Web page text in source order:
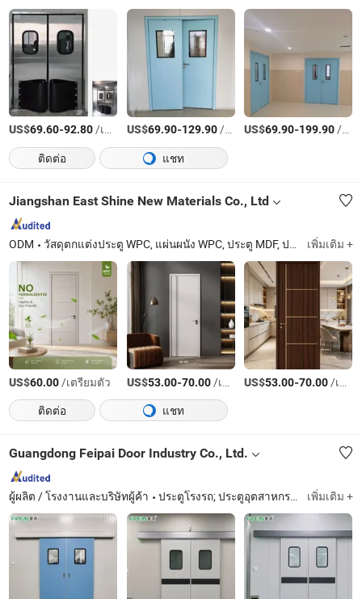
US$69.60-92.80/เตรียมตัว US$69.90-129.90/เตรียมตัว US$69.90-199.90/บางส่วน
ติดต่อ
แชท
Jiangshan East Shine New Materials Co., Ltd
ODM วัสดุตกแต่งประตู WPC, แผ่นผนัง WPC, ประตู MDF, ประตูเมลามีน, ผู้จัดจำหน่ายประตู WPC ในประเทศจีน, ประตูห้องน้ำ WPC, ประตู WPC ของจีน, วัสดุก่อสร้าง WPC, ประตูหล่อ, ประตู MDF/PVC, ประตูเคลือบไม้จริง, ประตูเมลามีน เพิ่มเติม +
US$60.00/เตรียมตัว US$53.00-70.00/เตรียมตัว US$53.00-70.00/เตรียมตัว
ติดต่อ
แชท
Guangdong Feipai Door Industry Co., Ltd.
ผู้ผลิต / โรงงานและบริษัทผู้ค้า ประตูโรงรถ; ประตูอุตสาหกรรม; ประตูม้วน; ประตูกรองอากาศ เพิ่มเติม +